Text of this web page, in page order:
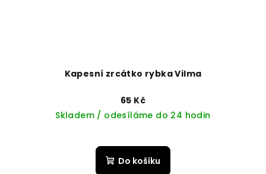
Kapesní zrcátko rybka Vilma
65 Kč
Skladem / odesíláme do 24 hodin
Do košíku